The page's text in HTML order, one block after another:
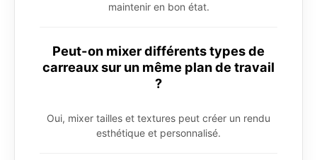
maintenir en bon état.
Peut-on mixer différents types de
carreaux sur un même plan de travail
?
Oui, mixer tailles et textures peut créer un rendu
esthétique et personnalisé.